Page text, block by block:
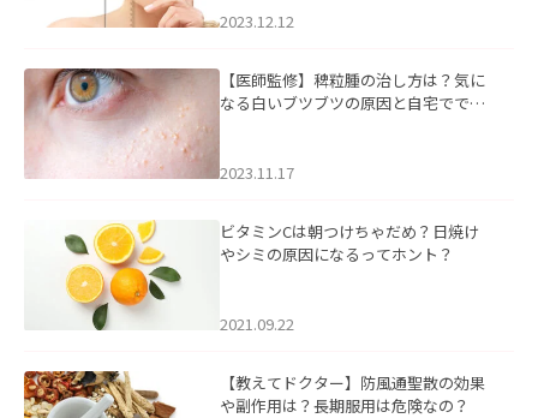
2023.12.12
【医師監修】稗粒腫の治し方は？気に
なる白いブツブツの原因と自宅ででき
2023.11.17
ビタミンCは朝つけちゃだめ？日焼け
やシミの原因になるってホント？
2021.09.22
【教えてドクター】防風通聖散の効果
や副作用は？長期服用は危険なの？